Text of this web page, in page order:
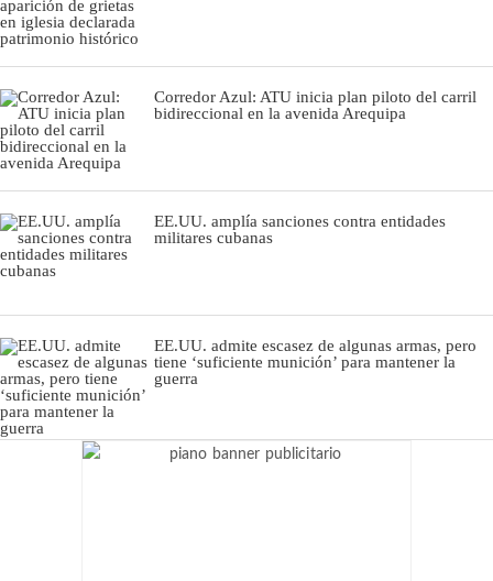
Corredor Azul: ATU inicia plan piloto del carril
bidireccional en la avenida Arequipa
EE.UU. amplía sanciones contra entidades
militares cubanas
EE.UU. admite escasez de algunas armas, pero
tiene ‘suficiente munición’ para mantener la
guerra